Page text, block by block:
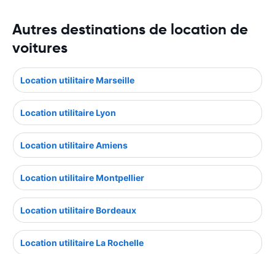
Autres destinations de location de
voitures
Location utilitaire Marseille
Location utilitaire Lyon
Location utilitaire Amiens
Location utilitaire Montpellier
Location utilitaire Bordeaux
Location utilitaire La Rochelle